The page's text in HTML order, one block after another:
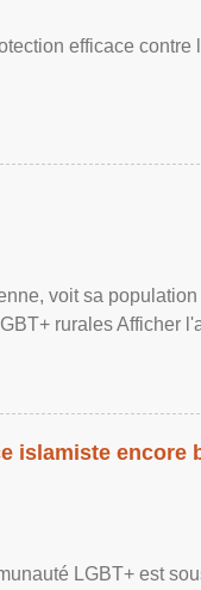
efficace contre
voit sa
rurales Afficher
islamiste encore
LGBT+ est